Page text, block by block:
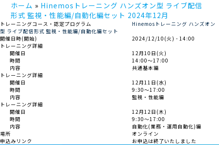
ホーム
Hinemosトレーニング ハンズオン型 ライブ配信
形式 監視・性能編/自動化編セット 2024年12月
トレーニングコース・認定プログラム
Hinemosトレーニング ハンズオン
型 ライブ配信形式 監視・性能編/自動化編セット
開催日時(開始)
2024/12/10(火) - 14:00
トレーニング詳細
開催日
12月10日(火)
時間
14:00～17:00
内容
共通基本編
トレーニング詳細
開催日
12月11日(水)
時間
9:30～17:00
内容
監視・性能編
トレーニング詳細
開催日
12月12日(木)
時間
9:30～17:00
内容
自動化(業務・運用自動化)編
場所
オンライン
申込みリンク
お申込は終了いたしました